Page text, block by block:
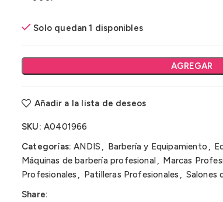
Solo quedan 1 disponibles
AGREGAR
Añadir a la lista de deseos
SKU: A0401966
Categorías: ANDIS , Barbería y Equipamiento ,
Máquinas de barbería profesional, Marcas
Profesionales , Patilleras Profesionales , Salones
Share: